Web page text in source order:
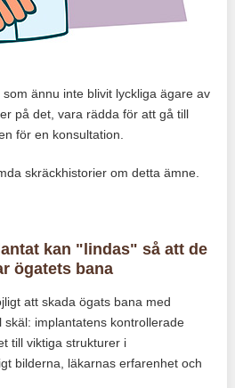
ännu inte blivit lyckliga ägare av
på det, vara rädda för att gå till
för en konsultation.
skräckhistorier om detta ämne.
kan "lindas" så att de
ögatets bana
att skada ögats bana med
implantatens kontrollerade
till viktiga strukturer i
bilderna, läkarnas erfarenhet och